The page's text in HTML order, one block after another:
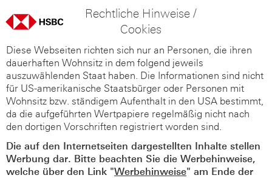
Rechtliche Hinweise /
Cookies
Diese Webseiten richten sich nur an Personen, die ihren
dauerhaften Wohnsitz in dem folgend jeweils
auszuwählenden Staat haben. Die Informationen sind nicht
für US-amerikanische Staatsbürger oder Personen mit
Wohnsitz bzw. ständigem Aufenthalt in den USA bestimmt,
da die aufgeführten Wertpapiere regelmäßig nicht nach
den dortigen Vorschriften registriert worden sind.
Die auf den Internetseiten dargestellten Inhalte stellen
Werbung dar. Bitte beachten Sie die Werbehinweise,
welche über den Link "Werbehinweise" am Ende der